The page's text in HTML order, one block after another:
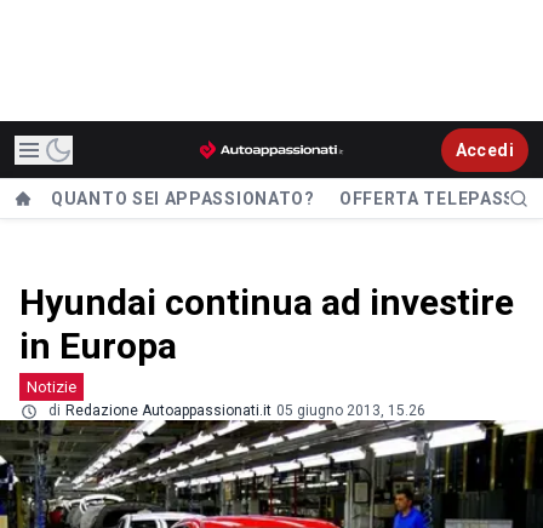
Accedi
QUANTO SEI APPASSIONATO? OFFERTA TELEPASS
Hyundai continua ad investire
in Europa
Notizie
di Redazione Autoappassionati.it 05 giugno 2013, 15.26